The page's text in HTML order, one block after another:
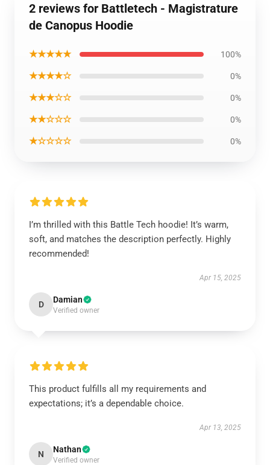
2 reviews for Battletech - Magistrature
de Canopus Hoodie
★★★★★ 100%
★★★★☆ 0%
★★★☆☆ 0%
★★☆☆☆ 0%
★☆☆☆☆ 0%
I’m thrilled with this Battle Tech hoodie! It’s warm,
soft, and matches the description perfectly. Highly
recommended!
Apr 15, 2025
D Damian
Verified owner
This product fulfills all my requirements and
expectations; it’s a dependable choice.
Apr 13, 2025
N Nathan
Verified owner